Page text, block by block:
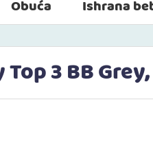
Obuća Ishrana
3 BB